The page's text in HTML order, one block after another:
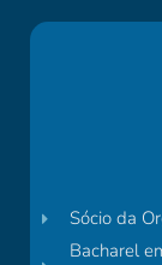
Sócio da
Bacharel